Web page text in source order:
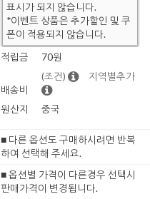
표시가 되지 않습니다.
*이벤트 상품은 추가할인 및 쿠
폰이 적용되지 않습니다.
적립금
70원
배송비
(조건) 지역별추가
원산지 중국
■ 다른 옵션도 구매하시려면 반복
하여 선택해 주세요.
■ 옵션별 가격이 다른경우 선택시
판매가격이 변경됩니다.